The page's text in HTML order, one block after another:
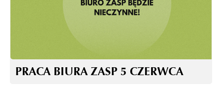
PRACA BIURA ZASP 5 CZERWCA